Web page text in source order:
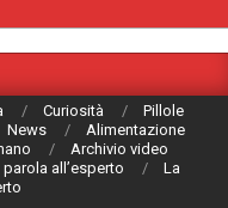
Curiosità
Pillole
News
Alimentazione
Archivio video
parola all’esperto
La